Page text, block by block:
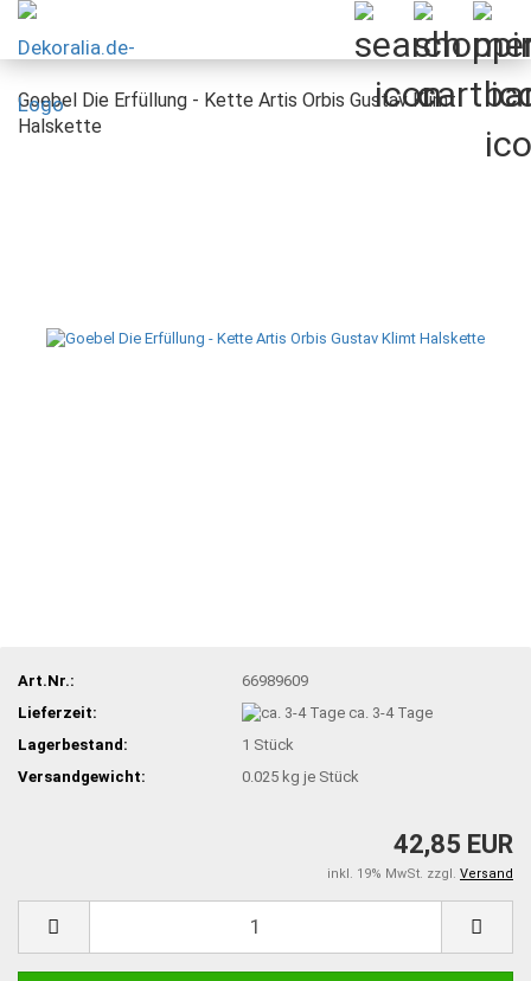
Goebel Die Erfüllung - Kette Artis Orbis Gustav Klimt
Halskette
Art.Nr.:
66989609
Lieferzeit:
ca. 3-4 Tage
Lagerbestand:
1 Stück
Versandgewicht:
0.025 kg je Stück
42,85 EUR
inkl. 19% MwSt. zzgl. Versand